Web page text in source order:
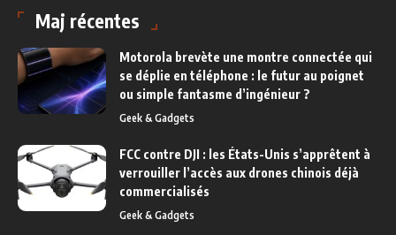
Maj récentes
Motorola brevète une montre connectée qui
se déplie en téléphone : le futur au poignet
ou simple fantasme d’ingénieur ?
Geek & Gadgets
FCC contre DJI : les États-Unis s’apprêtent à
verrouiller l’accès aux drones chinois déjà
commercialisés
Geek & Gadgets